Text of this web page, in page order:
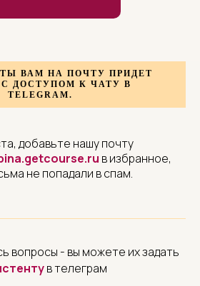
ВАМ НА ПОЧТУ ПРИДЕТ
С ДОСТУПОМ К ЧАТУ В
TELEGRAM.
добавьте нашу почту
в избранное,
не попадали в спам.
вопросы - вы можете их задать
в телеграм